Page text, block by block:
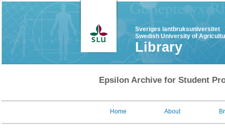
Sveriges lantbruksuniversitet
Swedish University of
Library
Epsilon Archive for Student
Home About